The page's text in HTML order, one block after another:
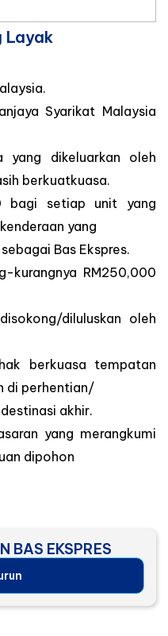
Layak
Syarikat Malaysia
yang dikeluarkan oleh
berkuatkuasa.
bagi setiap unit yang
yang
Bas Ekspres.
kurangnya RM250,000
diluluskan oleh
berkuasa tempatan
di perhentian/
akhir.
yang merangkumi
dipohon
BAS EKSPRES